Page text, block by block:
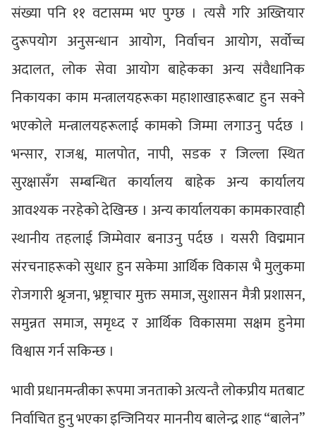
संख्या पनि ११ वटासम्म भए पुग्छ । त्यसै गरि अख्तियार
दुरूपयोग अनुसन्धान आयोग, निर्वाचन आयोग, सर्वोच्च
अदालत, लोक सेवा आयोग बाहेकका अन्य संवैधानिक
निकायका काम मन्त्रालयहरूका महाशाखाहरूबाट हुन सक्ने
भएकोले मन्त्रालयहरूलाई कामको जिम्मा लगाउनु पर्दछ ।
भन्सार, राजश्व, मालपोत, नापी, सडक र जिल्ला स्थित
सुरक्षासँग सम्बन्धित कार्यालय बाहेक अन्य कार्यालय
आवश्यक नरहेको देखिन्छ । अन्य कार्यालयका कामकारवाही
स्थानीय तहलाई जिम्मेवार बनाउनु पर्दछ । यसरी विद्ममान
संरचनाहरूको सुधार हुन सकेमा आर्थिक विकास भै मुलुकमा
रोजगारी श्रृजना, भ्रष्ट्राचार मुक्त समाज, सुशासन मैत्री प्रशासन,
समुन्नत समाज, समृध्द र आर्थिक विकासमा सक्षम हुनेमा
विश्वास गर्न सकिन्छ ।
भावी प्रधानमन्त्रीका रूपमा जनताको अत्यन्तै लोकप्रीय मतबाट
निर्वाचित हुनु भएका इन्जिनियर माननीय बालेन्द्र शाह “बालेन”